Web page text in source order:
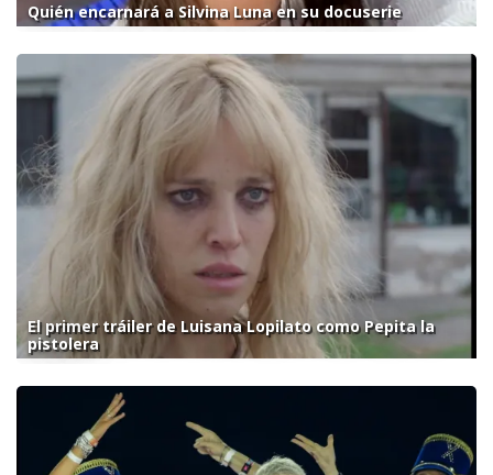
Quién encarnará a Silvina Luna en su docuserie
El primer tráiler de Luisana Lopilato como Pepita la
pistolera